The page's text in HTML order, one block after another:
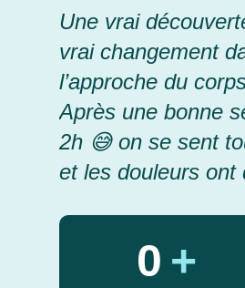
Une vrai
vrai changement
l’approche du
Après une bonne
2h 😅 on se sent
et les douleurs ont
0 +